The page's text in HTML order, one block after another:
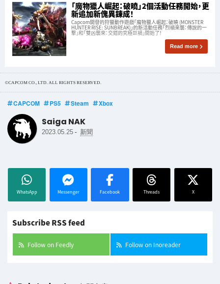
「魔物獵人崛起：破曉」2個活動任務開始，更
新追加新傀異鍊成！
Capcom開發的狩獵動作遊戲「魔物獵人崛起：破曉 (MONSTER
HUNTER RISE: SUNBREAK)」的新活動任務「烈禍來襲：傳說的一
擊」和「雙凶襲來：交錯的究極巨禍」開始了！
Read more
©CAPCOM CO., LTD. ALL RIGHTS RESERVED.
CAPCOM PS5 Steam Xbox
Saiga NAK
2023.05.25 - 新聞
WhatsApp Messenger Facebook Threads X
Subscribe RSS feed
Follow on Feedly Follow on Inoreader